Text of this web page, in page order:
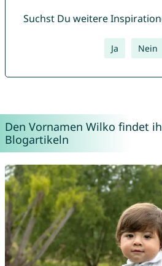
Suchst Du weitere
Ja Nein
Den Vornamen Wilko findet
Blogartikeln